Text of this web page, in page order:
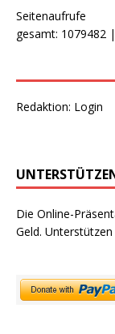
Seitenaufrufe
gesamt: 1079482
Redaktion: Login
Die Online-
Geld.